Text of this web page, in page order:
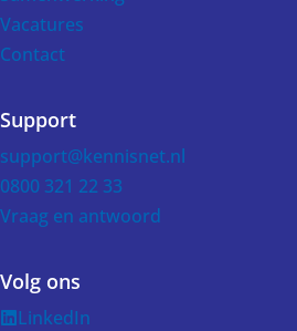
Vacatures
Contact
Support
support@kennisnet.nl
0800 321 22 33
Vraag en antwoord
Volg ons
LinkedIn